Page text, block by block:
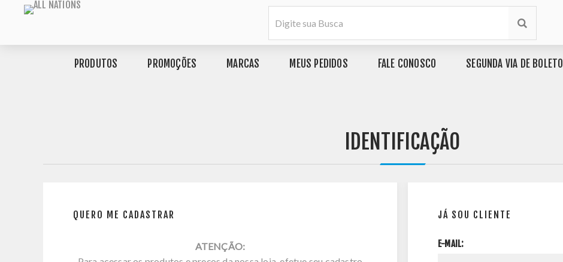
PRODUTOS PROMOÇÕES MARCAS MEUS PEDIDOS FALE CONOSCO SEGUNDA VIA DE BOLETO
IDENTIFICAÇÃO
QUERO ME CADASTRAR
ATENÇÃO:
JÁ SOU CLIENTE
E-MAIL: